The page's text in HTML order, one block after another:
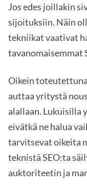
Jos edes joillakin
sijoituksiin. Näin
tekniikat vaativat
tavanomaisemmat
Oikein
auttaa yritystä
alallaan. Lukuisilla
eivätkä ne halua
tarvitsevat oikeita
teknistä SEO:ta
auktoriteetin ja